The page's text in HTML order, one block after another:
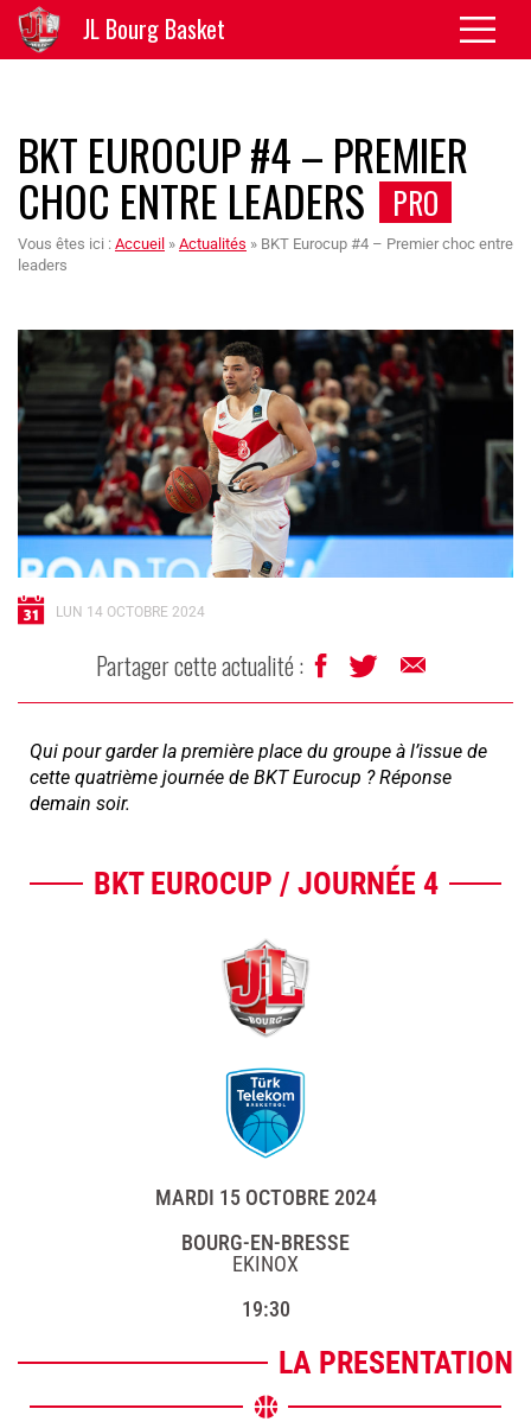
JL Bourg Basket
BKT EUROCUP #4 – PREMIER
CHOC ENTRE LEADERS PRO
Vous êtes ici : Accueil » Actualités » BKT Eurocup #4 – Premier choc entre
leaders
LUN 14 OCTOBRE 2024
Partager cette actualité :
Qui pour garder la première place du groupe à l’issue de
cette quatrième journée de BKT Eurocup ? Réponse
demain soir.
BKT EUROCUP / JOURNÉE 4
MARDI 15 OCTOBRE 2024
BOURG-EN-BRESSE
EKINOX
19:30
LA PRESENTATION